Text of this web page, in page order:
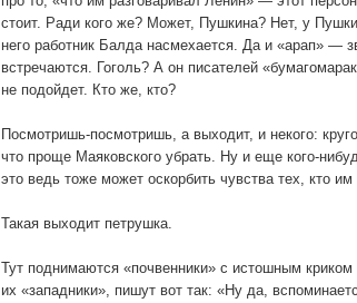
стоит. Ради кого же? Может, Пушкина? Нет, у
него работник Балда насмехается. Да и «арап» —
встречаются. Гоголь? А он писателей
не подойдет. Кто же, кто?
Посмотришь-посмотришь, а выходит, и некого:
что проще Маяковского убрать. Ну и еще кого-
это ведь тоже может оскорбить чувства тех, кто им
Такая выходит петрушка.
Тут поднимаются «почвенники» с истошным
их «западники», пишут вот так: «Ну да,